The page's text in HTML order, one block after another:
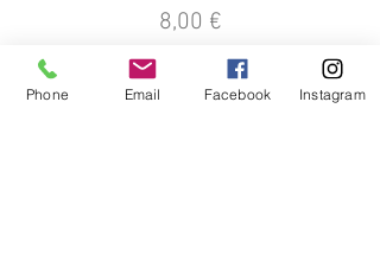
8,00 €
Phone Email Facebook Instagram